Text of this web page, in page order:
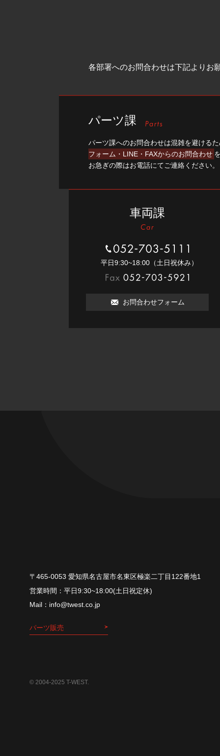
各部署へのお問合わせは下記よりお
パーツ課
パーツ課へのお問合わせは混雑を避ける
フォーム・LINE・FAXからのお問合わせ
お急ぎの際はお電話にてご連絡ください。
車両課
052-703-5111
平⽇9:30~18:00（⼟⽇祝休み）
お問合わせフォーム
〒465-0053 愛知県名古屋市名東区極楽二丁目122番地1
平⽇9:30~18:00(⼟⽇祝定休)
info@twest.co.jp
パーツ販売
© 2004-2025 T-WEST.